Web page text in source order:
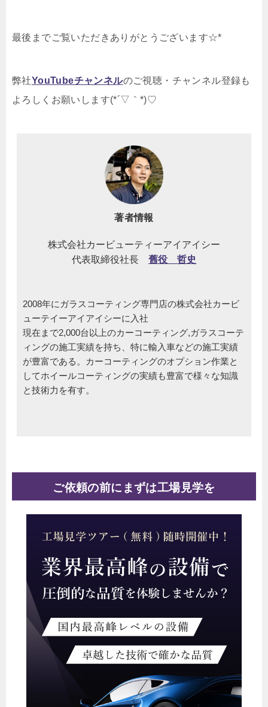
最後までご覧いただきありがとうございます☆*
弊社YouTubeチャンネルのご視聴・チャンネル登録も
よろしくお願いします(*´▽｀*)♡
著者情報
株式会社カービューティーアイアイシー
代表取締役社長 舊役 哲史
2008年にガラスコーティング専門店の株式会社カービ
ューテイーアイアイシーに入社
現在まで2,000台以上のカーコーティング,ガラスコーテ
ィングの施工実績を持ち、特に輸入車などの施工実績
が豊富である。カーコーティングのオプション作業と
してホイールコーティングの実績も豊富で様々な知識
と技術力を有す。
ご依頼の前にまずは工場見学を